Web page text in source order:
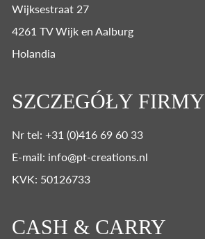
Wijksestraat 27
4261 TV Wijk en Aalburg
Holandia
SZCZEGÓŁY FIRMY
Nr tel: +31 (0)416 69 60 33
E-mail: info@pt-creations.nl
KVK: 50126733
CASH & CARRY